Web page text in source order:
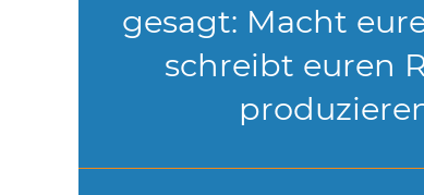
gesagt: Macht
schreibt euren